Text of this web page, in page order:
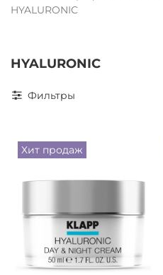
HYALURONIC
HYALURONIC
Фильтры
Хит продаж